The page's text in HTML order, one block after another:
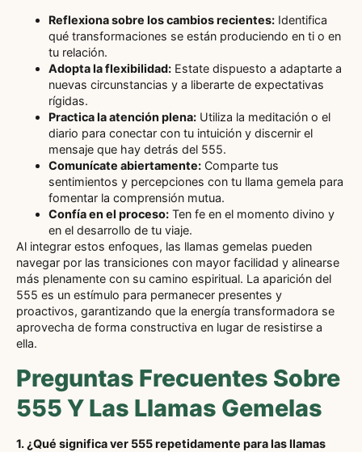
Reflexiona sobre los cambios recientes: Identifica
qué transformaciones se están produciendo en ti o en
tu relación.
Adopta la flexibilidad: Estate dispuesto a adaptarte a
nuevas circunstancias y a liberarte de expectativas
rígidas.
Practica la atención plena: Utiliza la meditación o el
diario para conectar con tu intuición y discernir el
mensaje que hay detrás del 555.
Comunícate abiertamente: Comparte tus
sentimientos y percepciones con tu llama gemela para
fomentar la comprensión mutua.
Confía en el proceso: Ten fe en el momento divino y
en el desarrollo de tu viaje.
Al integrar estos enfoques, las llamas gemelas pueden
navegar por las transiciones con mayor facilidad y alinearse
más plenamente con su camino espiritual. La aparición del
555 es un estímulo para permanecer presentes y
proactivos, garantizando que la energía transformadora se
aprovecha de forma constructiva en lugar de resistirse a
ella.
Preguntas Frecuentes Sobre
555 Y Las Llamas Gemelas
1. ¿Qué significa ver 555 repetidamente para las llamas